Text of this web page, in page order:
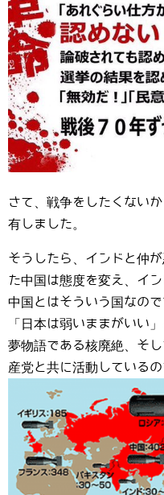
さて、戦争をしたくない
有しました。
そうしたら、インドと仲
た中国は態度を変え、イ
中国とはそういう国なの
「日本は弱いままがいい
夢物語である核廃絶、そ
産党と共に活動しているの